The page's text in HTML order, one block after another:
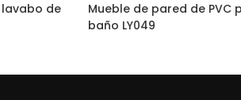
lavabo de
Mueble de pared de PVC
baño LY049